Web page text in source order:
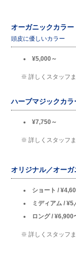
オーガニックカラー
頭皮に優しいカラー
¥5,000～
※ 詳しくスタッフ
ハーブマジックカラ
¥7,750～
※ 詳しくスタッフ
オリジナル／オーガ
ショート /
ミディアム /
ロング / ¥6,900
※ 詳しくスタッフ